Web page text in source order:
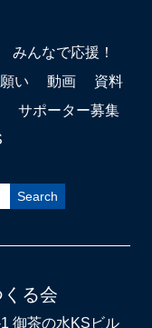
みんなで応援！
い 動画
資料
サポーター募集
る会
御茶の水KSビル